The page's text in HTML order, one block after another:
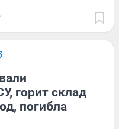
горит склад
погибла